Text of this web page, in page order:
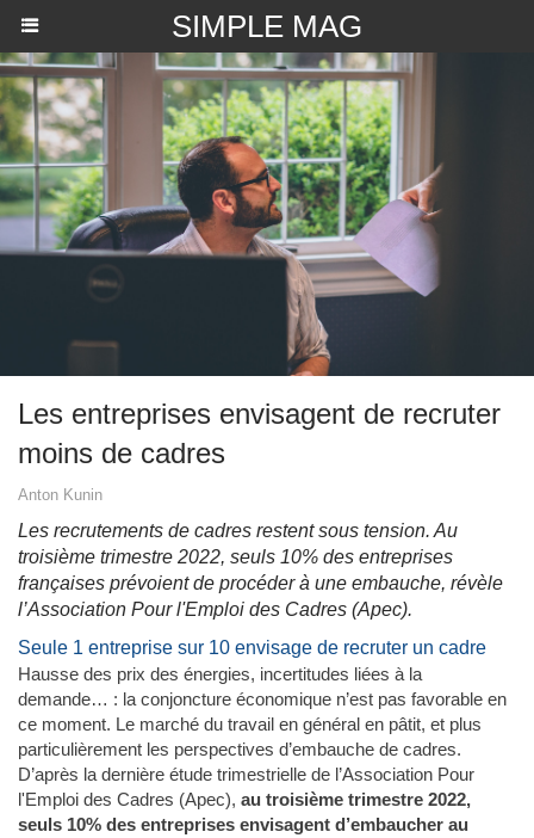
SIMPLE MAG
Les entreprises envisagent de recruter
moins de cadres
Anton Kunin
Les recrutements de cadres restent sous tension. Au
troisième trimestre 2022, seuls 10% des entreprises
françaises prévoient de procéder à une embauche, révèle
l’Association Pour l'Emploi des Cadres (Apec).
Seule 1 entreprise sur 10 envisage de recruter un cadre
Hausse des prix des énergies, incertitudes liées à la
demande… : la conjoncture économique n’est pas favorable en
ce moment. Le marché du travail en général en pâtit, et plus
particulièrement les perspectives d’embauche de cadres.
D’après la dernière étude trimestrielle de l’Association Pour
l'Emploi des Cadres (Apec), au troisième trimestre 2022,
seuls 10% des entreprises envisagent d’embaucher au